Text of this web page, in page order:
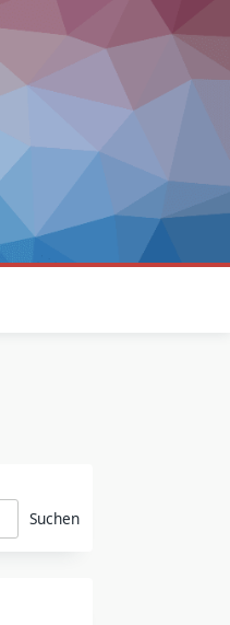
Suchen